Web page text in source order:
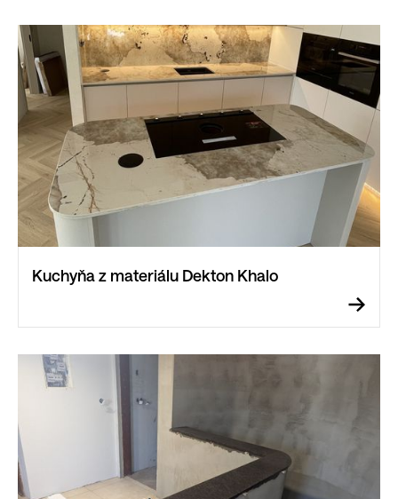
Kuchyňa z materiálu Dekton Khalo